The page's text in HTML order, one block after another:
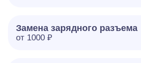
Замена зарядного разъема
от 1000 ₽